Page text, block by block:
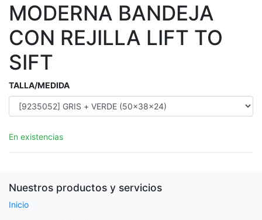
MODERNA BANDEJA
CON REJILLA LIFT TO
SIFT
TALLA/MEDIDA
En existencias
Nuestros productos y servicios
Inicio